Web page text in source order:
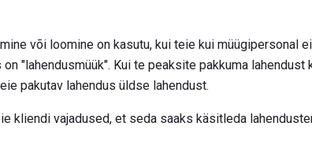
või loomine on kasutu, kui teie kui müügipersonal
"lahendusmüük". Kui te peaksite pakkuma
pakutav lahendus üldse lahendust.
kliendi vajadused, et seda saaks käsitleda